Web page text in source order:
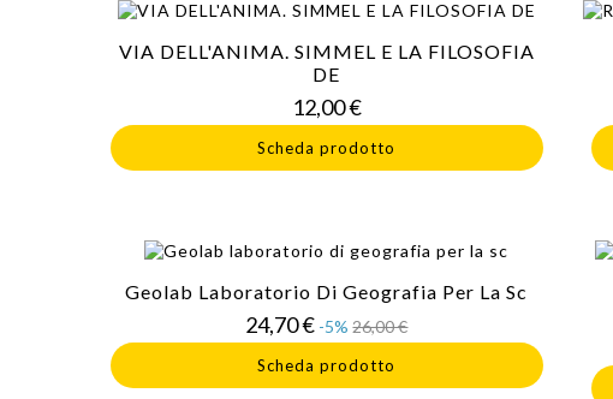
VIA DELL'ANIMA. SIMMEL E LA FILOSOFIA
DE
12,00 €Prezzo
Scheda prodotto
Geolab Laboratorio Di Geografia Per La Sc
24,70 €Prezzo
base
-5% 26,00 €Prezzo
Scheda prodotto